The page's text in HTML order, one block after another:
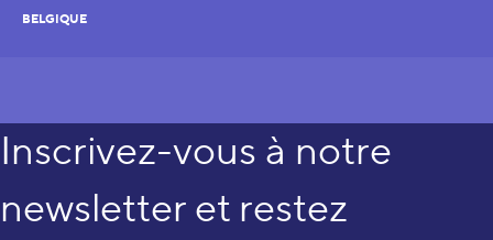
BELGIQUE
Inscrivez-vous à notre
newsletter et restez